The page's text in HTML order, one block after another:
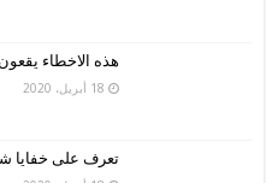
هذه الاخطاء
18 أبريل، 2020
تعرف على خفايا